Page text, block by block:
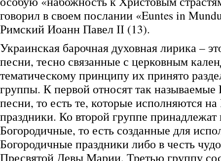
говорил в своем послании «Euntes in
Римский Иоанн Павел ІІ (13).
Украинская барочная духовная лирика –
песни, тесно связанные с церковным
тематическому принципу их принято
группы. К первой относят так называемые
песни, то есть те, которые исполняются
праздники. Ко второй группе принадлежат
Богородичные, то есть созданные для
Богородичные праздники либо в честь
Пресвятой Девы Марии. Третью группу